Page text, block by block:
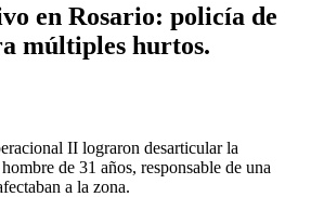
en Rosario: policía de
múltiples hurtos.
II lograron desarticular la
de 31 años, responsable de una
a la zona.